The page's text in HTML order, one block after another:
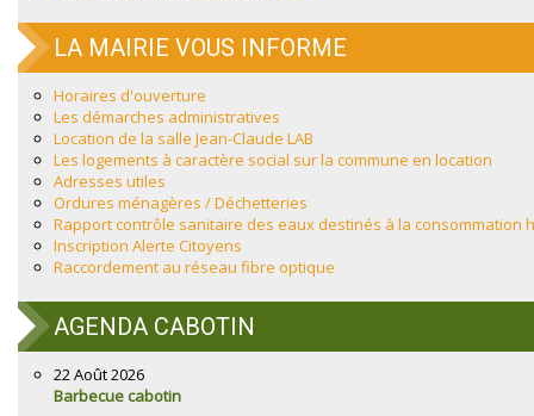
LA MAIRIE VOUS INFORME
Horaires d'ouverture
Les démarches administratives
Location de la salle Jean-Claude LAB
Les logements à caractère social sur la commune en location
Adresses utiles
Ordures ménagères / Déchetteries
Rapport contrôle sanitaire des eaux destinés à la consommation
Inscription Alerte Citoyens
Raccordement au réseau fibre optique
AGENDA CABOTIN
22 Août 2026
Barbecue cabotin